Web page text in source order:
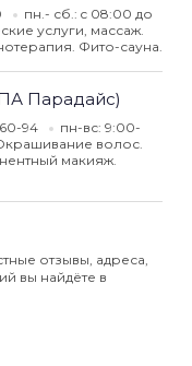
пн.- сб.: c 08:00 до
услуги, массаж.
Фито-сауна.
Парадайс)
94
пн-вс: 9:00-
волос.
макияж.
отзывы, адреса,
вы найдёте в